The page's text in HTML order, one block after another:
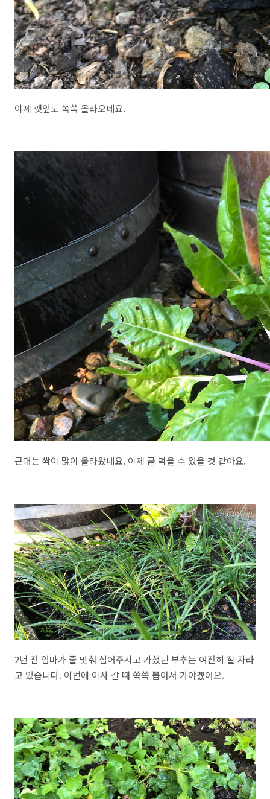
이제 깻잎도 쏙쏙 올라오네요.
근대는 싹이 많이 올라왔네요. 이제 곧 먹을 수 있을 것 같아요.
2년 전 엄마가 줄 맞춰 심어주시고 가셨던 부추는 여전히 잘 자라
고 있습니다. 이번에 이사 갈 때 쏙쏙 뽑아서 가야겠어요.